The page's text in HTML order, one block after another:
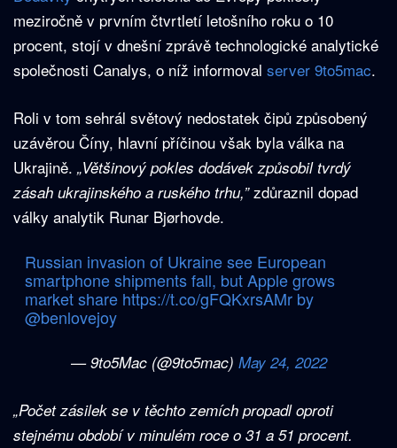
meziročně v prvním čtvrtletí letošního roku o 10
procent, stojí v dnešní zprávě technologické analytické
společnosti Canalys, o níž informoval server 9to5mac.
Roli v tom sehrál světový nedostatek čipů způsobený
uzávěrou Číny, hlavní příčinou však byla válka na
Ukrajině. „Většinový pokles dodávek způsobil tvrdý
zásah ukrajinského a ruského trhu,”zdůraznil dopad
války analytik Runar Bjørhovde.
Russian invasion of Ukraine see European
smartphone shipments fall, but Apple grows
market share https://t.co/gFQKxrsAMrby
@benlovejoy
— 9to5Mac (@9to5mac) May 24, 2022
„Počet zásilek se v těchto zemích propadl oproti
stejnému období v minulém roce o 31 a 51 procent.